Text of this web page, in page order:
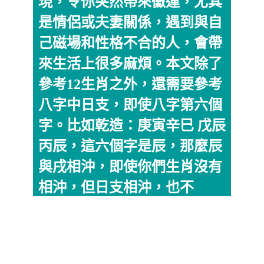
是情侶或夫妻關係，遇到與自
己磁場和性格不合的人，會帶
來生活上很多麻煩。本文除了
參考12生肖之外，還需要參考
八字中日支，即使八字第六個
字。比如乾造：庚寅辛巳 戊辰
丙辰，這六個字是辰，那麼辰
與戌相沖，即使你們生肖沒有
相沖，但日支相沖，也不